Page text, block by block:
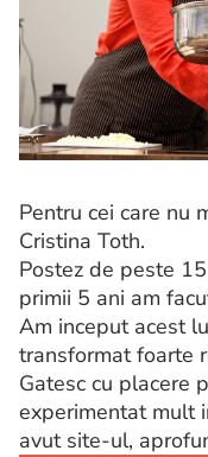
Pentru cei care nu
Cristina Toth.
Postez de peste
primii 5 ani am
Am inceput acest
transformat foarte
Gatesc cu placere
experimentat mult
avut site-ul,